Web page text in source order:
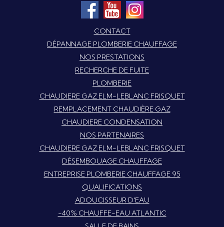
CONTACT
DÉPANNAGE PLOMBERIE CHAUFFAGE
NOS PRESTATIONS
RECHERCHE DE FUITE
PLOMBERIE
CHAUDIERE GAZ ELM-LEBLANC FRISQUET
REMPLACEMENT CHAUDIÈRE GAZ
CHAUDIERE CONDENSATION
NOS PARTENAIRES
CHAUDIERE GAZ ELM-LEBLANC FRISQUET
DÉSEMBOUAGE CHAUFFAGE
ENTREPRISE PLOMBERIE CHAUFFAGE 95
QUALIFICATIONS
ADOUCISSEUR D'EAU
-40% CHAUFFE-EAU ATLANTIC